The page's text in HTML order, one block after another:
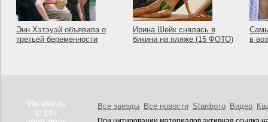
Энн Хэтэуэй объявила о
третьей беременности
Ирина Шейк снялась в
бикини на пляже (15 ФОТО)
в
life-star.ru
© 18+
Все звезды Все новости Starфото Видео